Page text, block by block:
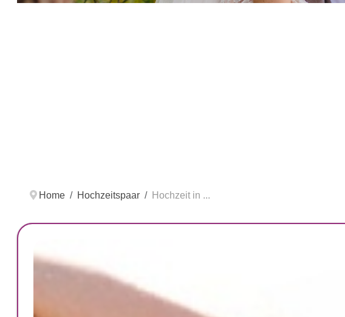
Home Hochzeitspaar Hochzeit in ...